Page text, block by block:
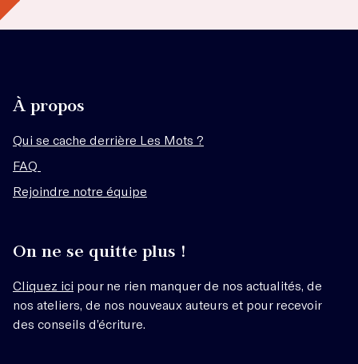
À propos
Qui se cache derrière Les Mots ?
FAQ
Rejoindre notre équipe
On ne se quitte plus !
Cliquez ici pour ne rien manquer de nos actualités, de
nos ateliers, de nos nouveaux auteurs et pour recevoir
des conseils d’écriture.